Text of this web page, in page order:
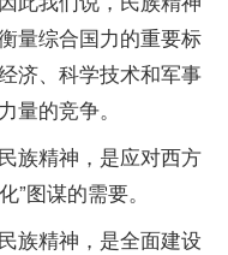
量综合国力的重要标
济、科学技术和军事
量的竞争。
精神，是应对西方
”图谋的需要。
精神，是全面建设